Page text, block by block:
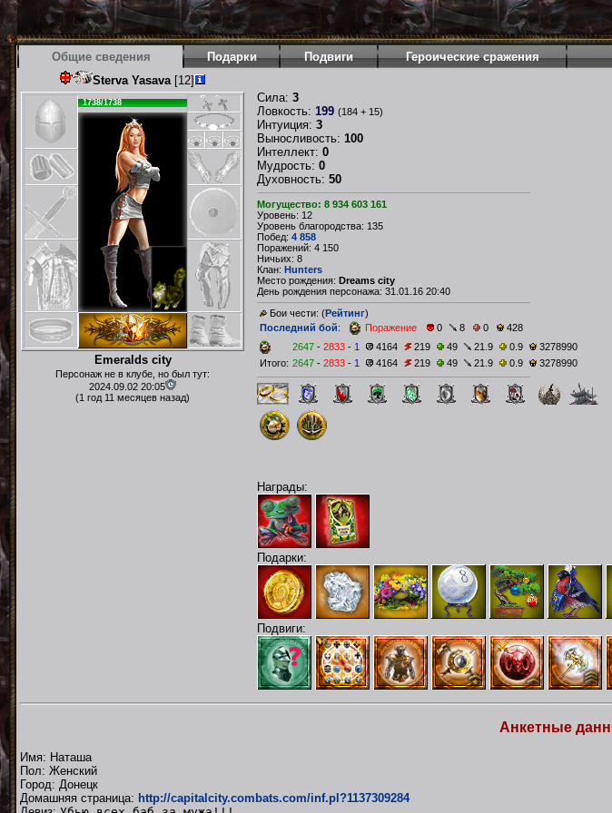
Общие сведения Подарки Подвиги
Героические сражения
Sterva Yasava[12]
1738/1738
Emeralds city
Персонаж не в клубе, но был тут:
2024.09.02 20:05
(1 год 11 месяцев назад)
Сила: 3
Ловкость: 199 (184 + 15)
Интуиция: 3
Выносливость: 100
Интеллект: 0
Мудрость: 0
Духовность: 50
Могущество: 8 934 603 161
Уровень: 12
Уровень благородства: 135
Побед: 4 858
Поражений: 4 150
Ничьих: 8
Клан: Hunters
Место рождения: Dreams city
День рождения персонажа: 31.01.16 20:40
Бои чести: (Рейтинг)
Последний бой: Поражение 0 8 0
428
2647 - 2833 - 1 4164 219 49 21.9 0.9
3278990
Итого: 2647 - 2833 - 1 4164 219 49 21.9 0.9 3278990
Награды:
Подарки:
Подвиги:
Анкетные
Имя: Наташа
Пол: Женский
Город: Донецк
Домашняя страница: http://capitalcity.combats.com/inf.pl?1137309284